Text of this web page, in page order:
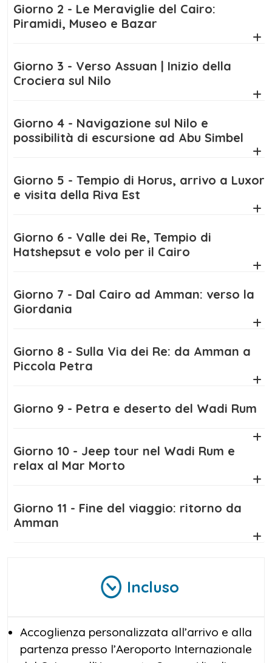
volerai ad Amman per la seconda parte del
tuoTour Egitto e Petra. In Giordania
seguirai l'antica Via dei Re, visitando Madaba,
il Monte Nebo e Piccola Petra. Il cuore
dell’esperienza sarà la giornata dedicata a
affascinanti del mondo. Il viaggio si
arricchisce ulteriormente con l’escursione nel
una notte in campo tendato sotto un cielo
stellato e vivere un emozionante tour in jeep
La conclusione delTour Egitto e Petra
avverrà in totale relax sulle rive del Mar
acque salate e potrai beneficiare delle
proprietà curative dei fanghi naturali.
e completa, perfetta per i viaggiatori curiosi,
appassionati di storia e amanti
cultura, spiritualità e paesaggi mozzafiato,
Giorno 2 - Le Meraviglie del Cairo:
Piramidi, Museo e Bazar
Giorno 3 - Verso Assuan | Inizio della
Crociera sul Nilo
Giorno 4 - Navigazione sul Nilo e
possibilità di escursione ad Abu Simbel
Giorno 5 - Tempio di Horus, arrivo a Luxor
e visita della Riva Est
Giorno 6 - Valle dei Re, Tempio di
Hatshepsut e volo per il Cairo
Giorno 7 - Dal Cairo ad Amman: verso la
Giordania
Giorno 8 - Sulla Via dei Re: da Amman a
Piccola Petra
Giorno 9 - Petra e deserto del Wadi Rum
Giorno 10 - Jeep tour nel Wadi Rum e
relax al Mar Morto
Giorno 11 - Fine del viaggio: ritorno da
Amman
Incluso
Accoglienza personalizzata all’arrivo e alla
partenza presso l’Aeroporto Internazionale